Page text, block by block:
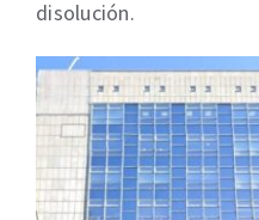
disolución.